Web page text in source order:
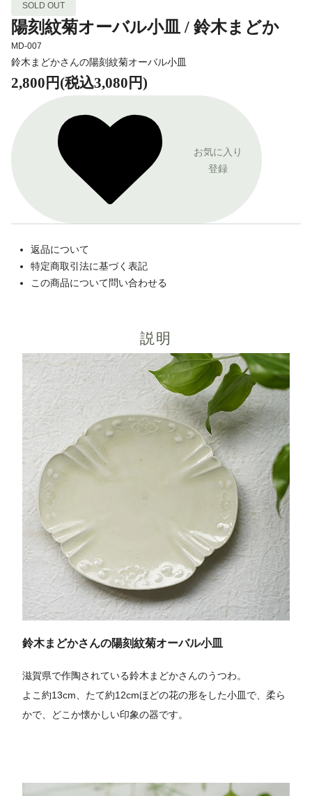
SOLD OUT
陽刻紋菊オーバル小皿 / 鈴木まどか
MD-007
鈴木まどかさんの陽刻紋菊オーバル小皿
2,800円(税込3,080円)
お気に入り
登録
返品について
特定商取引法に基づく表記
この商品について問い合わせる
説明
鈴木まどかさんの陽刻紋菊オーバル小皿
滋賀県で作陶されている鈴木まどかさんのうつわ。
よこ約13cm、たて約12cmほどの花の形をした小皿で、柔ら
かで、どこか懐かしい印象の器です。